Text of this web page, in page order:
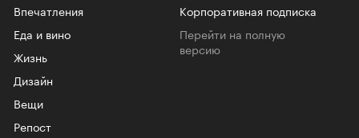
Впечатления
Еда и вино
Жизнь
Дизайн
Вещи
Репост
Корпоративная подписка
Перейти на полную
версию